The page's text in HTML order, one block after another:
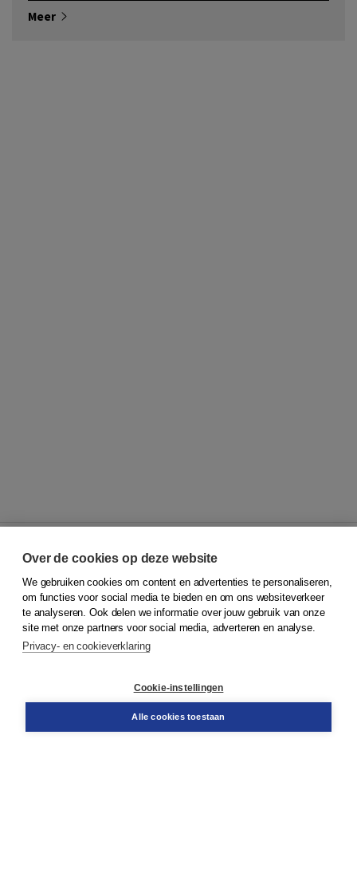
Meer
© 2026Koninklijke Boom uitgevers
Klantenservice
Service & informatie
Contact
Over de cookies op deze website
We gebruiken cookies om content en advertenties te personaliseren,
om functies voor social media te bieden en om ons websiteverkeer
te analyseren. Ook delen we informatie over jouw gebruik van onze
site met onze partners voor social media, adverteren en analyse.
Privacy- en cookieverklaring
Cookie-instellingen
Alle cookies toestaan